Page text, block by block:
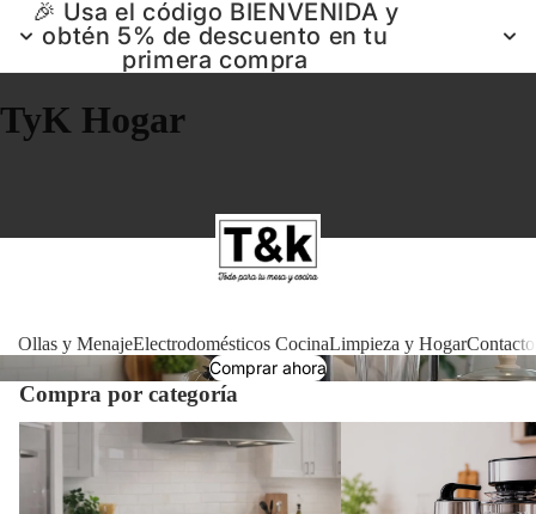
🎉 Usa el código BIENVENIDA y
obtén 5% de descuento en tu
primera compra
TyK Hogar
Ollas y MenajeElectrodomésticos CocinaLimpieza y HogarContacto
Comprar ahora
Compra por categoría
Ollas y Menaje Electrodomésticos Cocina